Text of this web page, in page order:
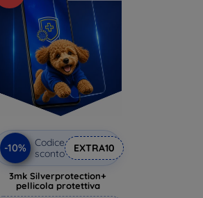
-10%
Codice
sconto
EXTRA10
3mk Silverprotection+
pellicola protettiva